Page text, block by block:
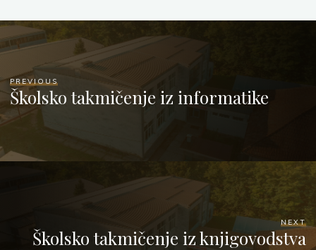
PREVIOUS
Školsko takmičenje iz informatike
NEXT
Školsko takmičenje iz knjigovodstva